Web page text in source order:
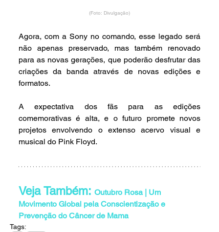
(Foto: Divulgação)
Agora, com a Sony no comando, esse legado será
não apenas preservado, mas também renovado
para as novas gerações, que poderão desfrutar das
criações da banda através de novas edições e
formatos.
A expectativa dos fãs para as edições
comemorativas é alta, e o futuro promete novos
projetos envolvendo o extenso acervo visual e
musical do Pink Floyd.
Veja Também: Outubro Rosa | Um
Movimento Global pela Conscientização e
Prevenção do Câncer de Mama
Tags: